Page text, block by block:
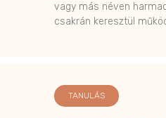
vagy más néven
csakrán keresztül
TANULÁS